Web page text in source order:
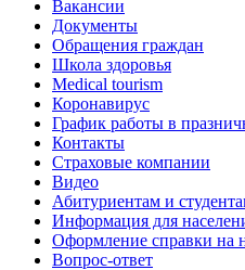
Вакансии
Документы
Обращения граждан
Школа здоровья
Medical tourism
Коронавирус
График работы в
Контакты
Страховые компании
Видео
Абитуриентам и
Информация для
Оформление справки на
Вопрос-ответ